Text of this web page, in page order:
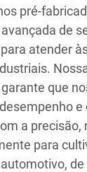
pré-
de
atender
que
e
a precisão,
para
de